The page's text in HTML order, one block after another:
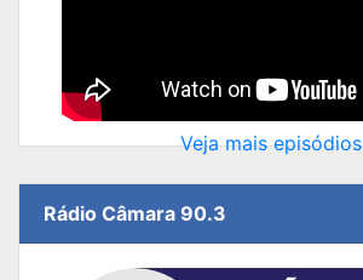
Veja mais episódios
Rádio Câmara 90.3